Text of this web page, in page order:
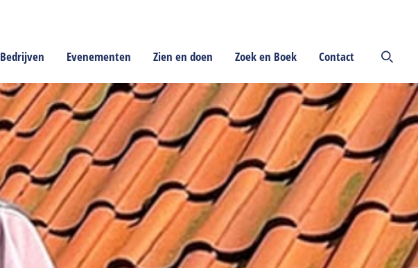
Bedrijven Evenementen Zien en doen Zoek en Boek Contact